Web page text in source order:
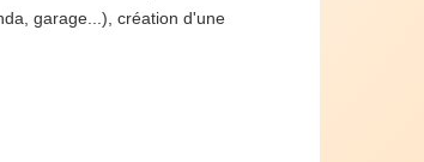
garage...), création d'une